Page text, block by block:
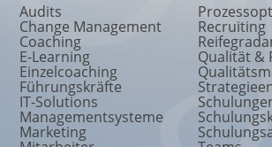
Audits
Change Management
Coaching
E-Learning
Einzelcoaching
Führungskräfte
IT-Solutions
Managementsysteme
Marketing
Recruiting
Qualität &